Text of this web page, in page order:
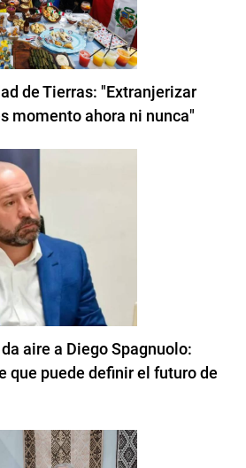
de Tierras: "Extranjerizar
momento ahora ni nunca"
aire a Diego Spagnuolo:
que puede definir el futuro de